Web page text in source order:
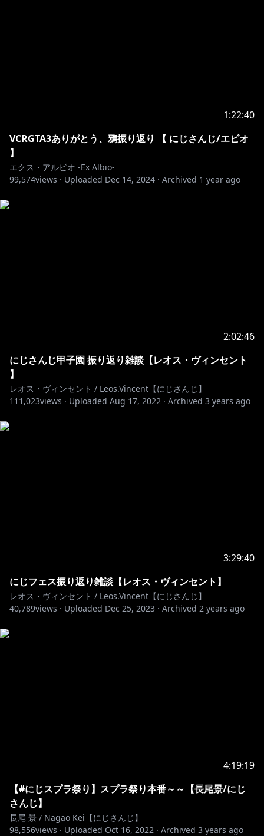
1:22:40
VCRGTA3ありがとう、鴉振り返り 【 にじさんじ/エビオ
】
エクス・アルビオ -Ex Albio-
99,574views · Uploaded Dec 14, 2024 · Archived 1 year ago
2:02:46
にじさんじ甲子園 振り返り雑談【レオス・ヴィンセント
】
レオス・ヴィンセント / Leos.Vincent【にじさんじ】
111,023views · Uploaded Aug 17, 2022 · Archived 3 years ago
3:29:40
にじフェス振り返り雑談【レオス・ヴィンセント】
レオス・ヴィンセント / Leos.Vincent【にじさんじ】
40,789views · Uploaded Dec 25, 2023 · Archived 2 years ago
4:19:19
【#にじスプラ祭り】スプラ祭り本番～～【長尾景/にじ
さんじ】
長尾 景 / Nagao Kei【にじさんじ】
98,556views · Uploaded Oct 16, 2022 · Archived 3 years ago